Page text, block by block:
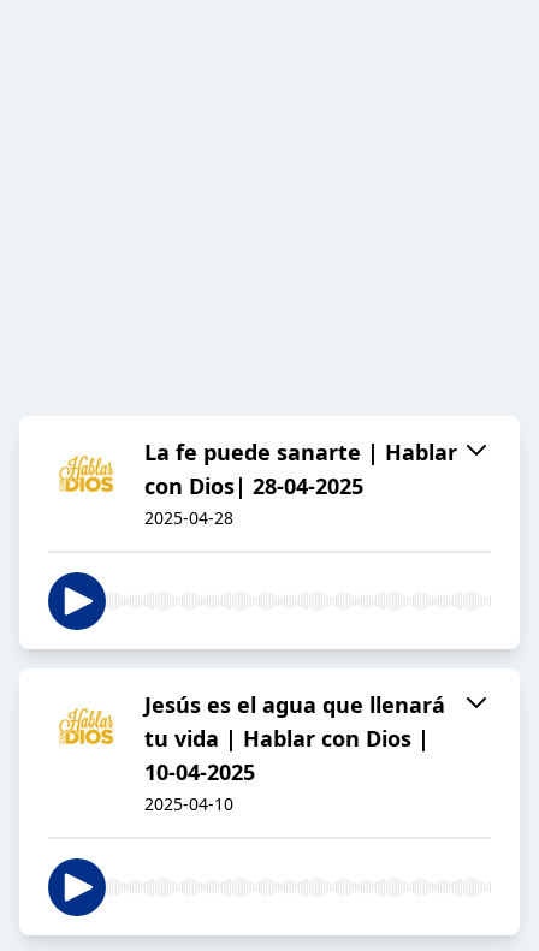
La fe puede sanarte | Hablar
con Dios| 28-04-2025
2025-04-28
Jesús es el agua que llenará
tu vida | Hablar con Dios |
10-04-2025
2025-04-10